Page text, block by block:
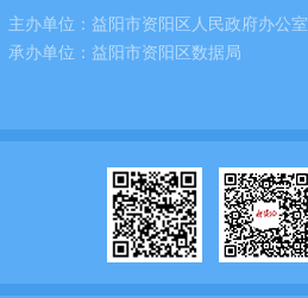
主办单位： 益阳市资阳区人民政府办公室
承办单位： 益阳市资阳区数据局